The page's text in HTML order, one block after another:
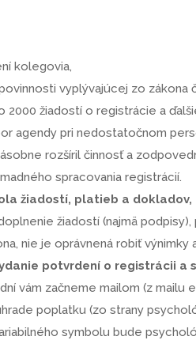
kolegovia,
vyplývajúcej zo zákona
2000 žiadostí o registrácie a
agendy pri nedostatočnom
rozšíril činnosť a
spracovania registrácií.
žiadostí, platieb a
žiadostí (najmä
nie je oprávnená robiť výnimky
potvrdení o registrácii
vám začneme mailom (z
poplatku (zo strany
symbolu bude